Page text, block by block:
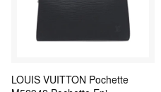
LOUIS VUITTON Pochette